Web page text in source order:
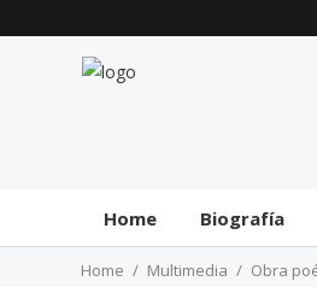
Home Biografía
Home Multimedia Obra